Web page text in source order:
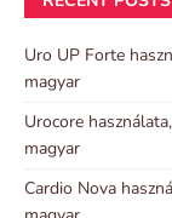
Uro UP Forte
magyar
Urocore
magyar
Cardio Nova